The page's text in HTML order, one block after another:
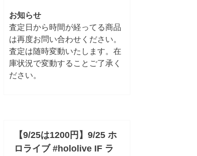
お知らせ
査定日から時間が経ってる商品
は再度お問い合わせください。
査定は随時変動いたします。在
庫状況で変動することご了承く
ださい。
【9/25は1200円】9/25 ホ
ロライブ #hololive IF ラ